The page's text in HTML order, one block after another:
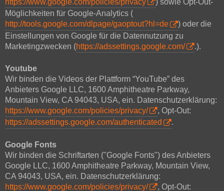
Möglichkeiten für Google-Analytics (
http://tools.google.com/dlpage/gaoptout?hl=de
) oder die
Einstellungen von Google für die Datennutzung zu
Marketingzwecken (https://adssettings.google.com/ .).
Youtube
Wir binden die Videos der Plattform “YouTube” des
Anbieters Google LLC, 1600 Amphitheatre Parkway,
Mountain View, CA 94043, USA, ein. Datenschutzerklärung:
https://www.google.com/policies/privacy/
, Opt-Out:
https://adssettings.google.com/authenticated
.
Google Fonts
Wir binden die Schriftarten ("Google Fonts") des Anbieters
Google LLC, 1600 Amphitheatre Parkway, Mountain View,
CA 94043, USA, ein. Datenschutzerklärung:
https://www.google.com/policies/privacy/
, Opt-Out: